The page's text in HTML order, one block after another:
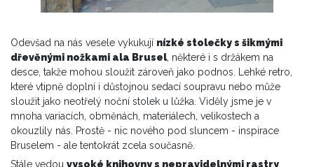
Odevšad na nás vesele vykukují nízké stolečky s šikmými
dřevěnými nožkami ala Brusel, některé i s držákem na
desce, takže mohou sloužit zároveň jako podnos. Lehké retro,
které vtipně doplní i důstojnou sedací soupravu nebo může
sloužit jako neotřelý noční stolek u lůžka. Viděly jsme je v
mnoha variacích, obměnách, materiálech, velikostech a
okouzlily nás. Prostě - nic nového pod sluncem - inspirace
Bruselem - ale tentokrát zcela současně.
Stále vedou vysoké knihovny s nepravidelnými rastry